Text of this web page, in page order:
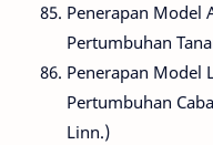
Penerapan Model
Pertumbuhan
Penerapan Model
Pertumbuhan
Linn.)